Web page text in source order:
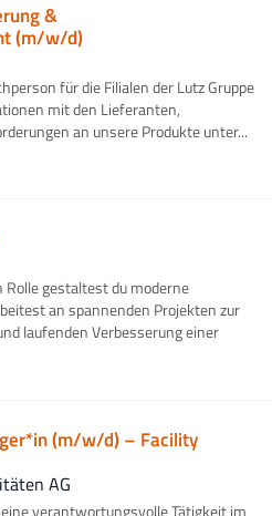
&
(m/w/d)
für die Filialen der Lutz Gruppe
mit den Lieferanten,
an unsere Produkte unter...
Rolle gestaltest du moderne
an spannenden Projekten zur
laufenden Verbesserung einer
(m/w/d) – Facility
AG
verantwortungsvolle Tätigkeit im